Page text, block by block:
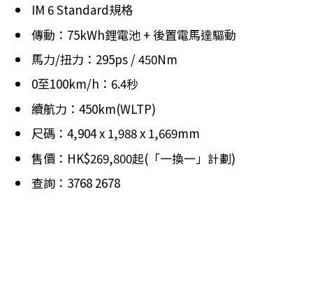
IM 6 Standard規格
傳動：75kWh鋰電池 + 後置電馬達驅動
馬力/扭力：295ps / 450Nm
0至100km/h：6.4秒
續航力：450km(WLTP)
尺碼：4,904 x 1,988 x 1,669mm
售價：HK$269,800起(「一換一」計劃)
查詢：3768 2678